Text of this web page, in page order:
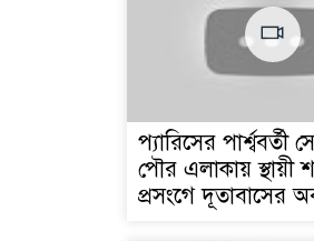
প্যারিসের পার্শ্ববর্তী
পৌর এলাকায় স্থায়ী
প্রসংগে দূতাবাসের